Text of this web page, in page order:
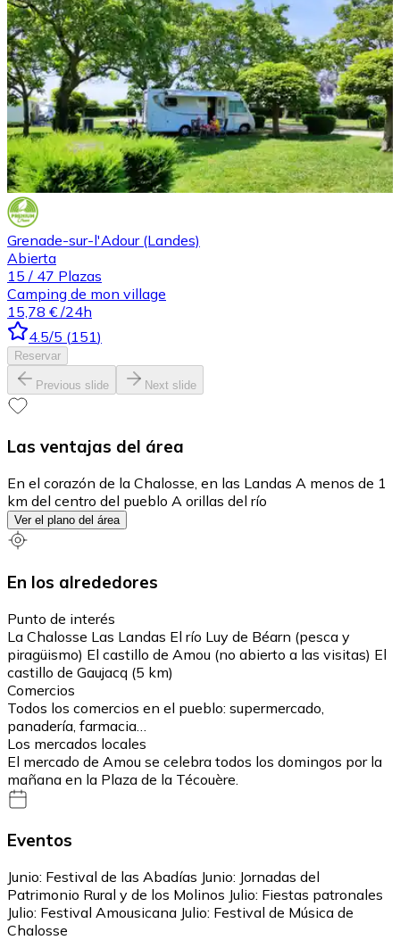
Grenade-sur-l'Adour (Landes)
Abierta
15 / 47 Plazas
Camping de mon village
15,78 € /24h
4.5/5 (151)
Reservar
Previous slide Next slide
Las ventajas del área
En el corazón de la Chalosse, en las Landas A menos de 1
km del centro del pueblo A orillas del río
Ver el plano del área
En los alrededores
Punto de interés
La Chalosse Las Landas El río Luy de Béarn (pesca y
piragüismo) El castillo de Amou (no abierto a las visitas) El
castillo de Gaujacq (5 km)
Comercios
Todos los comercios en el pueblo: supermercado,
panadería, farmacia…
Los mercados locales
El mercado de Amou se celebra todos los domingos por la
mañana en la Plaza de la Técouère.
Eventos
Junio: Festival de las Abadías Junio: Jornadas del
Patrimonio Rural y de los Molinos Julio: Fiestas patronales
Julio: Festival Amousicana Julio: Festival de Música de
Chalosse